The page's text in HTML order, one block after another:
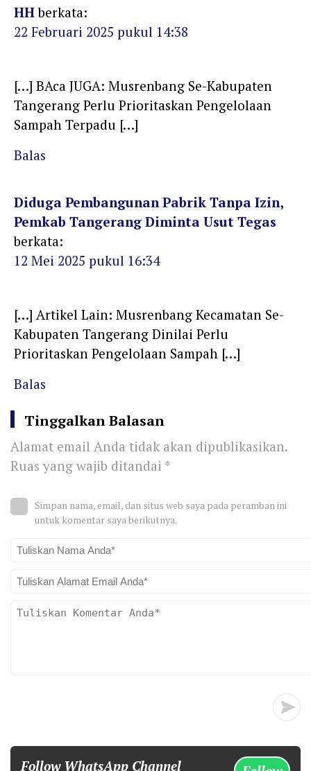
HH berkata:
22 Februari 2025 pukul 14:38
[…] BAca JUGA: Musrenbang Se-Kabupaten
Tangerang Perlu Prioritaskan Pengelolaan
Sampah Terpadu […]
Balas
Diduga Pembangunan Pabrik Tanpa Izin,
Pemkab Tangerang Diminta Usut Tegas
berkata:
12 Mei 2025 pukul 16:34
[…] Artikel Lain: Musrenbang Kecamatan Se-
Kabupaten Tangerang Dinilai Perlu
Prioritaskan Pengelolaan Sampah […]
Balas
Tinggalkan Balasan
Alamat email Anda tidak akan dipublikasikan.
Ruas yang wajib ditandai *
Simpan nama, email, dan situs web saya pada peramban ini
untuk komentar saya berikutnya.
Follow WhatsApp Channel